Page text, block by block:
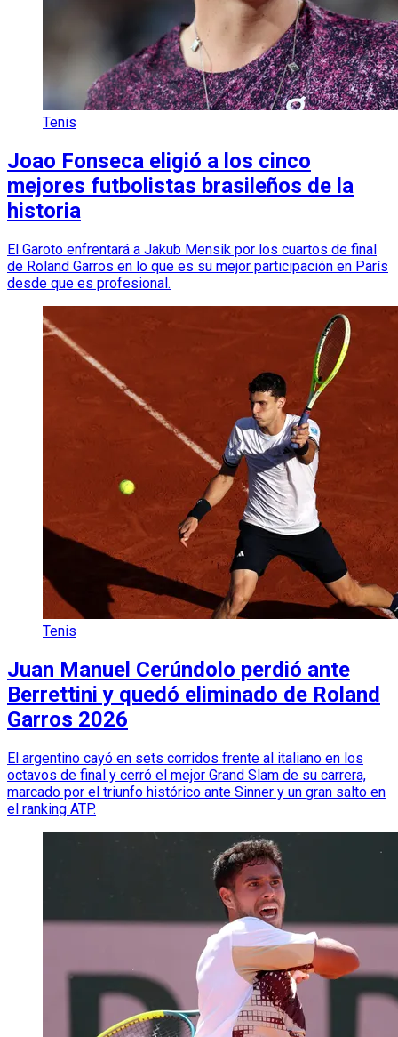
Tenis
Joao Fonseca eligió a los cinco
mejores futbolistas brasileños de la
historia
El Garoto enfrentará a Jakub Mensik por los cuartos de final
de Roland Garros en lo que es su mejor participación en París
desde que es profesional.
Tenis
Juan Manuel Cerúndolo perdió ante
Berrettini y quedó eliminado de Roland
Garros 2026
El argentino cayó en sets corridos frente al italiano en los
octavos de final y cerró el mejor Grand Slam de su carrera,
marcado por el triunfo histórico ante Sinner y un gran salto en
el ranking ATP.